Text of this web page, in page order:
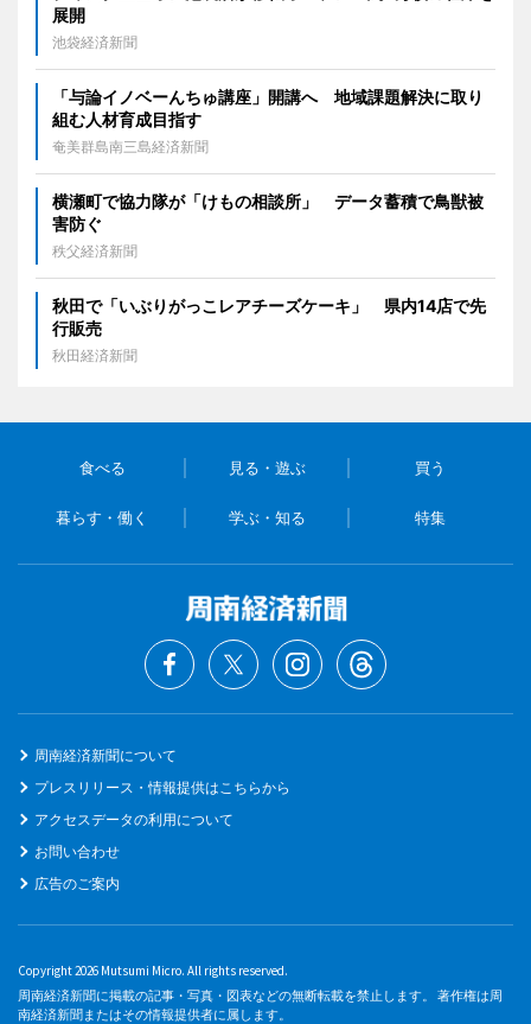
展開
池袋経済新聞
「与論イノベーんちゅ講座」開講へ 地域課題解決に取り
組む人材育成目指す
奄美群島南三島経済新聞
横瀬町で協力隊が「けもの相談所」 データ蓄積で鳥獣被
害防ぐ
秩父経済新聞
秋田で「いぶりがっこレアチーズケーキ」 県内14店で先
行販売
秋田経済新聞
食べる 見る・遊ぶ 買う
暮らす・働く 学ぶ・知る 特集
周南経済新聞について
プレスリリース・情報提供はこちらから
アクセスデータの利用について
お問い合わせ
広告のご案内
Copyright 2026 Mutsumi Micro. All rights reserved.
周南経済新聞に掲載の記事・写真・図表などの無断転載を禁止します。 著作権は周
南経済新聞またはその情報提供者に属します。